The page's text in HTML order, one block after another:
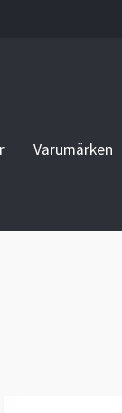
Varumärken